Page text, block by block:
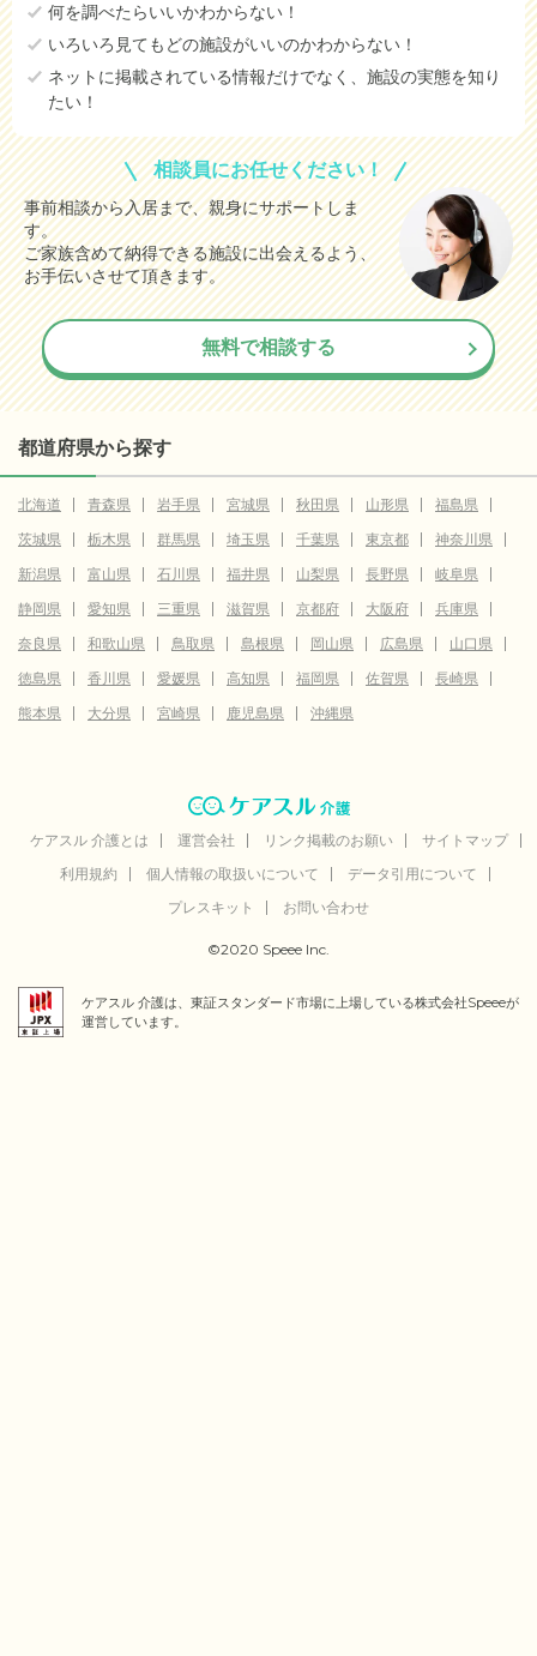
何を調べたらいいかわからない！
いろいろ見てもどの施設がいいのかわからない！
ネットに掲載されている情報だけでなく、施設の実態を知り
たい！
相談員にお任せください！
事前相談から入居まで、親身にサポートしま
す。
ご家族含めて納得できる施設に出会えるよう、
お手伝いさせて頂きます。
無料で相談する
都道府県から探す
北海道 青森県 岩手県 宮城県 秋田県 山形県
福島県
茨城県
栃木県 群馬県 埼玉県 千葉県 東京都
神奈川県
新潟県
富山県 石川県 福井県 山梨県 長野県
岐阜県
静岡県
愛知県 三重県 滋賀県 京都府 大阪府
兵庫県
奈良県
和歌山県 鳥取県 島根県 岡山県 広島県
山口県
徳島県
香川県 愛媛県 高知県 福岡県 佐賀県
長崎県
熊本県
大分県 宮崎県 鹿児島県 沖縄県
ケアスル 介護とは 運営会社 リンク掲載のお願い
サイトマップ
利用規約
個人情報の取扱いについて
データ引用について
プレスキット
お問い合わせ
©2020 Speee Inc.
ケアスル 介護は、東証スタンダード市場に上場している株式会社Speeeが
運営しています。